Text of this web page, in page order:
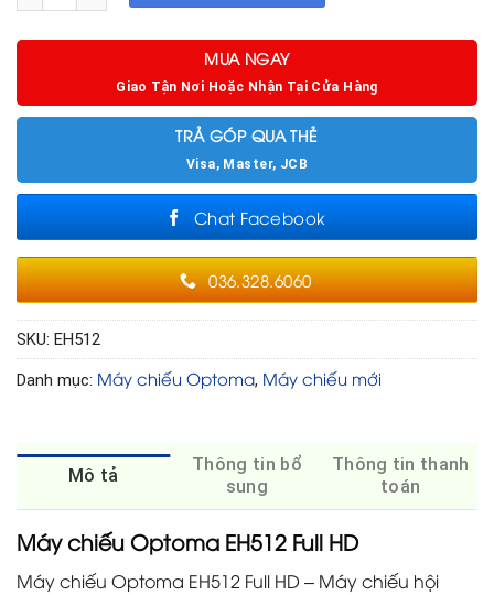
MUA NGAY
Giao Tận Nơi Hoặc Nhận Tại Cửa Hàng
TRẢ GÓP QUA THẺ
Visa, Master, JCB
Chat Facebook
036.328.6060
SKU: EH512
Danh mục: Máy chiếu Optoma, Máy chiếu mới
Mô tả
Thông tin bổ
sung
Thông tin thanh
toán
Máy chiếu Optoma EH512 Full HD
Máy chiếu Optoma EH512 Full HD – Máy chiếu hội